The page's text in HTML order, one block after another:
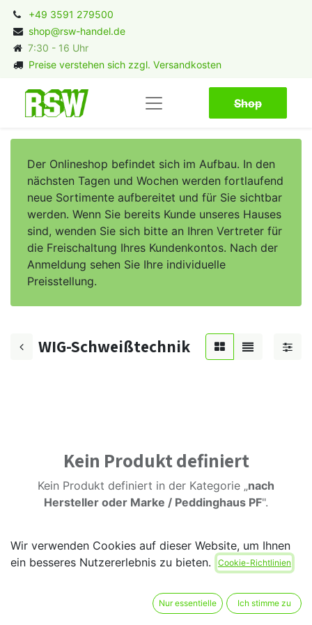
+49 3591 279500
shop@rsw-handel.de
7:30 - 16 Uhr
Preise verstehen sich zzgl. Versandkosten
Shop​​​​
Der Onlineshop befindet sich im Aufbau. In den
nächsten Tagen und Wochen werden fortlaufend
neue Sortimente aufbereitet und für Sie sichtbar
werden. Wenn Sie bereits Kunde unseres Hauses
sind, wenden Sie sich bitte an Ihren Vertreter für
die Freischaltung Ihres Kundenkontos. Nach der
Anmeldung sehen Sie Ihre individuelle
Preisstellung.
WIG-Schweißtechnik
Kein Produkt definiert
Kein Produkt definiert in der Kategorie „nach
Hersteller oder Marke / Peddinghaus PF".
Wir verwenden Cookies auf dieser Website, um Ihnen
ein besseres Nutzererlebnis zu bieten.
Cookie-Richtlinien
Nur essentielle Ich stimme zu